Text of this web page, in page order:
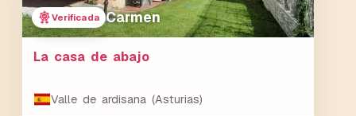
Verificada Carmen
La casa de abajo
Valle de ardisana (Asturias)